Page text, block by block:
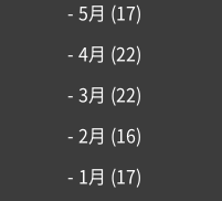
インフォメーション
- 5月 (17)
- 4月 (22)
- 3月 (22)
- 2月 (16)
- 1月 (17)